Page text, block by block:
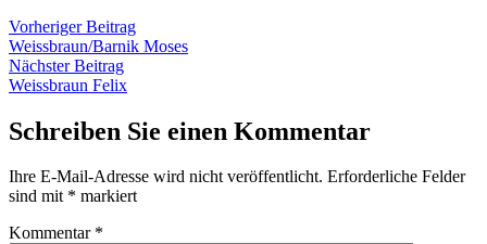
Beitragsnavigation
Vorheriger BeitragVorheriger
Beitrag:
Weissbraun/Barnik Moses
Nächster BeitragNächster
Beitrag:
Weissbraun Felix
Schreiben Sie einen Kommentar
Ihre E-Mail-Adresse wird nicht veröffentlicht. Erforderliche Felder
sind mit * markiert
Kommentar *